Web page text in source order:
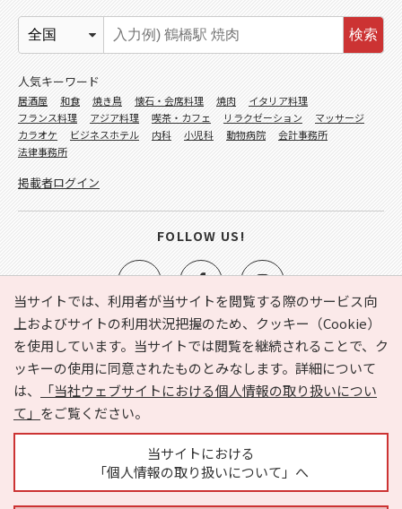
当サイトでは、利用者が当サイトを閲覧する際のサービス向
上およびサイトの利用状況把握のため、クッキー（Cookie）
を使用しています。当サイトでは閲覧を継続されることで、ク
ッキーの使用に同意されたものとみなします。詳細について
は、
「当社ウェブサイトにおける個人情報の取り扱いについ
て」 をご覧ください。
当サイトにおける
「個人情報の取り扱いについて」へ
e-NAVITA（イーナビタ）とは？ お気に入り
ヘルプ
利用規約
個人情報の取り扱いについて
運営会社
サイトマップ
広告掲載に関するお問い合わせ
検索
人気キーワード
居酒屋 和食 焼き鳥 懐石・会席料理 焼肉
イタリア料理
フランス料理
アジア料理 喫茶・カフェ リラクゼーション
マッサージ
カラオケ
ビジネスホテル 内科 小児科 動物病院
会計事務所
法律事務所
掲載者ログイン
FOLLOW US!